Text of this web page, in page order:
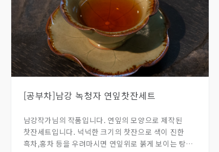
[공부차]남강 녹청자 연잎찻잔세트
남강작가님의 작품입니다. 연잎의 모양으로 제작된
찻잔세트입니다. 넉넉한 크기의 찻잔으로 색이 진한
흑차,홍차 등을 우려마시면 연잎위로 붉게 보이는 탕색이